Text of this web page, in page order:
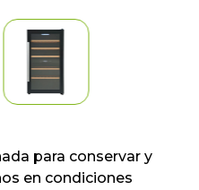
para conservar y
en condiciones